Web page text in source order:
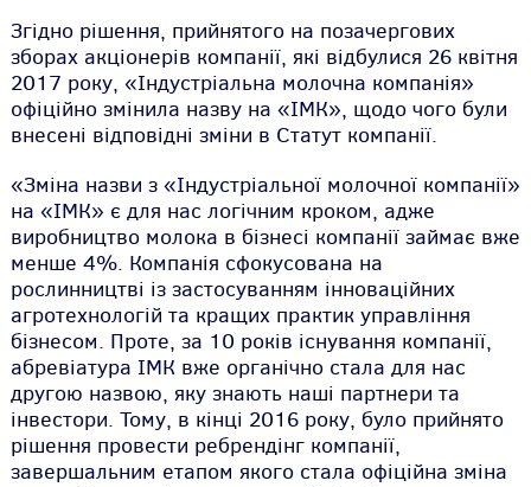
Згідно рішення, прийнятого на позачергових
зборах акціонерів компанії, які відбулися 26 квітня
2017 року, «Індустріальна молочна компанія»
офіційно змінила назву на «ІМК», щодо чого були
внесені відповідні зміни в Статут компанії.
«Зміна назви з «Індустріальної молочної компанії»
на «ІМК» є для нас логічним кроком, адже
виробництво молока в бізнесі компанії займає вже
менше 4%. Компанія сфокусована на
рослинництві із застосуванням інноваційних
агротехнологій та кращих практик управління
бізнесом. Проте, за 10 років існування компанії,
абревіатура ІМК вже органічно стала для нас
другою назвою, яку знають наші партнери та
інвестори. Тому, в кінці 2016 року, було прийнято
рішення провести ребрендінг компанії,
завершальним етапом якого стала офіційна зміна